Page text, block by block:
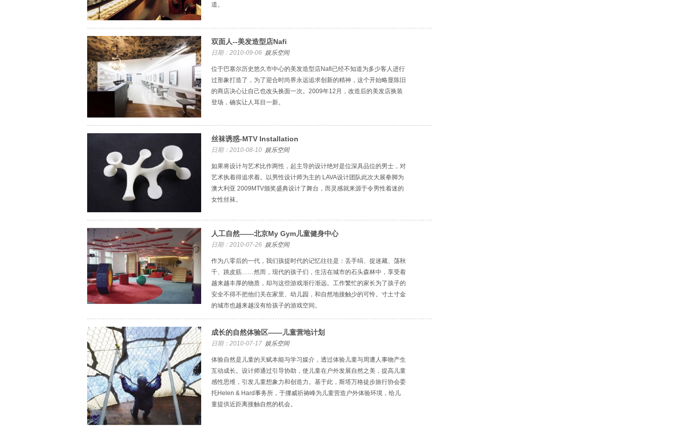
道。
双面人--美发造型店Nafi
日期：2010-09-06 娱乐空间
位于巴塞尔历史悠久市中心的美发造型店Nafi已经不知道为多少客人进行
过形象打造了，为了迎合时尚界永远追求创新的精神，这个开始略显陈旧
的商店决心让自己也改头换面一次。2009年12月，改造后的美发店换装
登场，确实让人耳目一新。
丝袜诱惑-MTV Installation
日期：2010-08-10 娱乐空间
如果将设计与艺术比作两性，起主导的设计绝对是位深具品位的男士，对
艺术执着得追求着。以男性设计师为主的 LAVA设计团队此次大展拳脚为
澳大利亚 2009MTV颁奖盛典设计了舞台，而灵感就来源于令男性着迷的
女性丝袜。
人工自然——北京My Gym儿童健身中心
日期：2010-07-26 娱乐空间
作为八零后的一代，我们孩提时代的记忆往往是：丢手绢、捉迷藏、荡秋
千、跳皮筋……然而，现代的孩子们，生活在城市的石头森林中，享受着
越来越丰厚的物质，却与这些游戏渐行渐远。工作繁忙的家长为了孩子的
安全不得不把他们关在家里、幼儿园，和自然地接触少的可怜。寸土寸金
的城市也越来越没有给孩子的游戏空间。
成长的自然体验区——儿童营地计划
日期：2010-07-17 娱乐空间
体验自然是儿童的天赋本能与学习媒介，透过体验儿童与周遭人事物产生
互动成长。设计师通过引导协助，使儿童在户外发展自然之美，提高儿童
感性思维，引发儿童想象力和创造力。基于此，斯塔万格徒步旅行协会委
托Helen & Hard事务所，于挪威祈祷峰为儿童营造户外体验环境，给儿
童提供近距离接触自然的机会。